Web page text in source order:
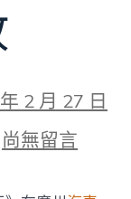
2 月 27 日
在
〈65
黃
尚無留言